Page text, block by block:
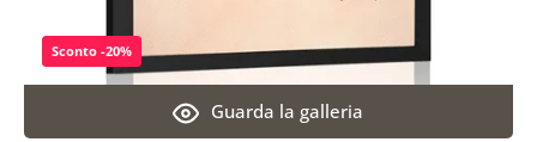
Guarda la galleria
Sconto -20%